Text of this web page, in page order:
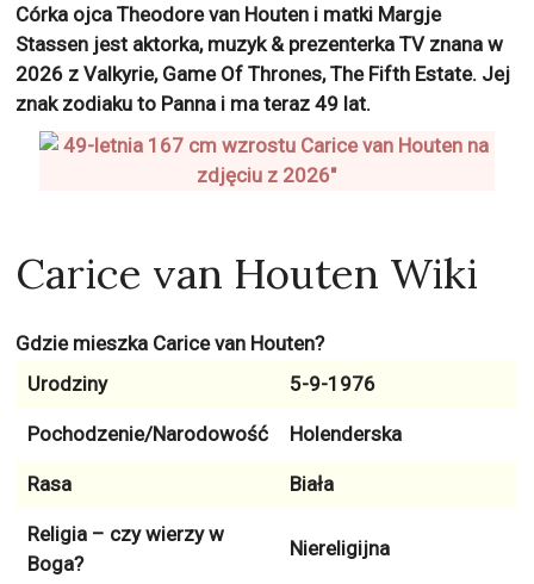
Córka ojca Theodore van Houten i matki Margje
Stassen jest aktorka, muzyk & prezenterka TV znana w
2026 zValkyrie, Game Of Thrones, The Fifth Estate. Jej
znak zodiaku to Panna i ma teraz49 lat.
Carice van Houten Wiki
Gdzie mieszka Carice van Houten?
Urodziny
5-9-1976
Pochodzenie/Narodowość Holenderska
Rasa Biała
Religia – czy wierzy w
Boga?
Niereligijna